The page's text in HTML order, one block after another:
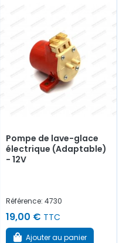
Pompe de lave-glace
électrique (Adaptable)
- 12V
Référence: 4730
19,00 € TTC
Ajouter au panier